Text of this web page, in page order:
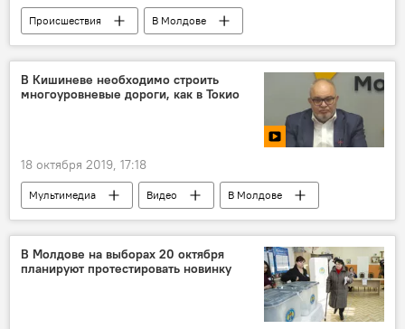
Происшествия
В Молдове
Новости
вандализм Гагаузия
В Кишиневе необходимо строить
многоуровневые дороги, как в Токио
18 октября 2019, 17:18
Мультимедиа Видео
В Молдове
Пресс-центр
Видео из пресс-центра
В Молдове на выборах 20 октября
планируют протестировать новинку